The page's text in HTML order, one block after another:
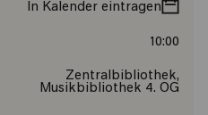
In Kalender eintragen
10:00
Zentralbibliothek,
Musikbibliothek 4. OG